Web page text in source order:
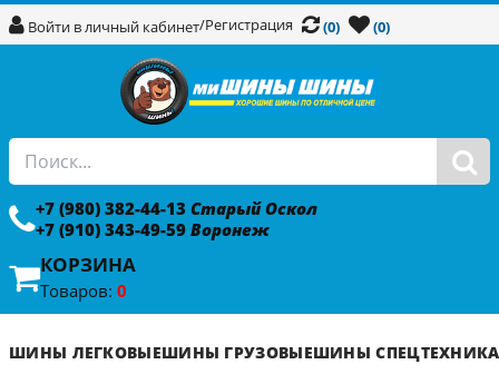
Войти в личный кабинет/Регистрация (0) (0)
+7 (980) 382-44-13 Старый Оскол
+7 (910) 343-49-59 Воронеж
КОРЗИНА
Товаров: 0
ШИНЫ ЛЕГКОВЫЕШИНЫ ГРУЗОВЫЕШИНЫ СПЕЦТЕХНИКА